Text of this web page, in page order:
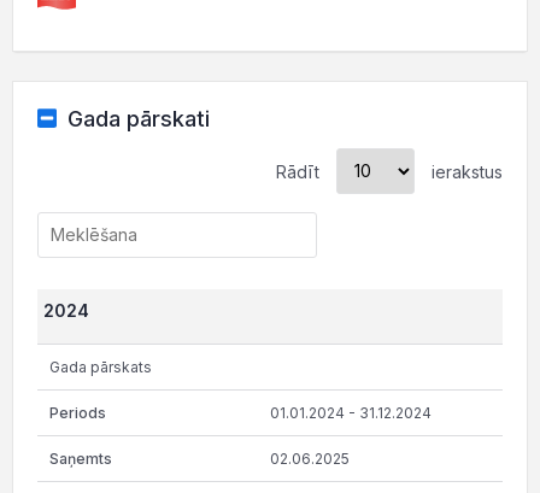
Gada pārskati
Rādīt ierakstus
2024
Gada pārskats
01.01.2024 - 31.12.2024
02.06.2025